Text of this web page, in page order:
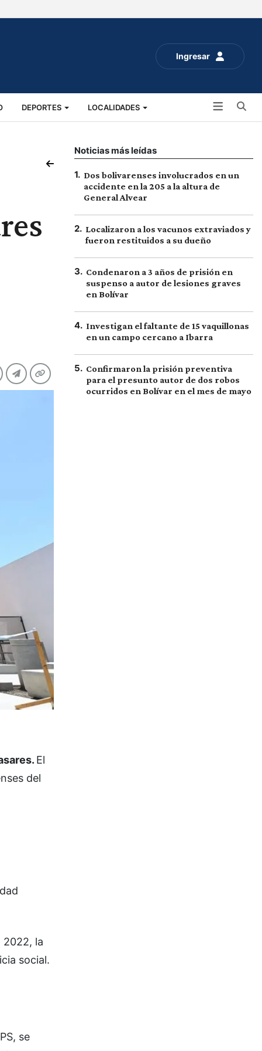
Ingresar
DEPORTES LOCALIDADES
El
del
2022, la
social.
se
Noticias más leídas
1. Dos bolivarenses involucrados en un
accidente en la 205 a la altura de
General Alvear
2. Localizaron a los vacunos extraviados y
fueron restituidos a su dueño
3. Condenaron a 3 años de prisión en
suspenso a autor de lesiones graves
en Bolívar
4. Investigan el faltante de 15 vaquillonas
en un campo cercano a Ibarra
5. Confirmaron la prisión preventiva
para el presunto autor de dos robos
ocurridos en Bolívar en el mes de mayo